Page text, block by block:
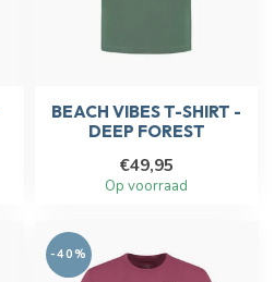
BEACH VIBES T-SHIRT -
DEEP FOREST
€49,95
Op voorraad
-40%